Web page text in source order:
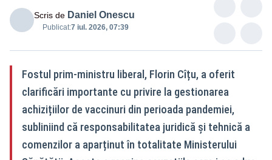
Scris de Daniel Onescu
Publicat:7 iul. 2026, 07:39
Fostul prim-ministru liberal, Florin Cîțu, a oferit
clarificări importante cu privire la gestionarea
achizițiilor de vaccinuri din perioada pandemiei,
subliniind că responsabilitatea juridică și tehnică a
comenzilor a aparținut în totalitate Ministerului